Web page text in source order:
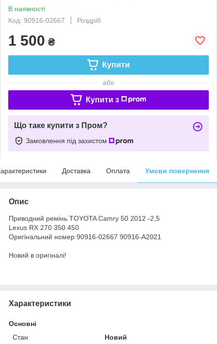
В наявності
Код: 90916-02667
Роздріб
1 500 ₴
Купити
або
Купити з
Що таке купити з Пром?
Замовлення під захистом
Доставка Оплата Умови повернення
Опис
Приводний ремінь TOYOTA Camry 50 2012 -2,5
Lexus RX 270 350 450
Оригінальний номер 90916-02667 90916-A2021
Новий в оригіналі!
Характеристики
Основні
Стан
Новий